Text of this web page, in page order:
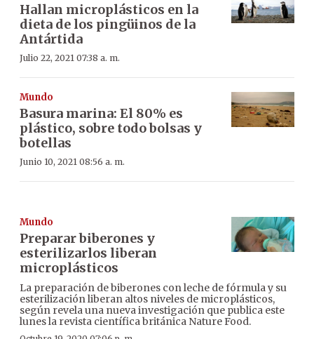
Hallan microplásticos en la
dieta de los pingüinos de la
Antártida
Julio 22, 2021 07:38 a. m.
Mundo
Basura marina: El 80% es
plástico, sobre todo bolsas y
botellas
Junio 10, 2021 08:56 a. m.
Mundo
Preparar biberones y
esterilizarlos liberan
microplásticos
La preparación de biberones con leche de fórmula y su
esterilización liberan altos niveles de microplásticos,
según revela una nueva investigación que publica este
lunes la revista científica británica Nature Food.